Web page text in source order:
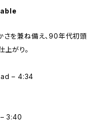
さを兼ね備え、90年代初頭
がり。
– 4:34
3:40